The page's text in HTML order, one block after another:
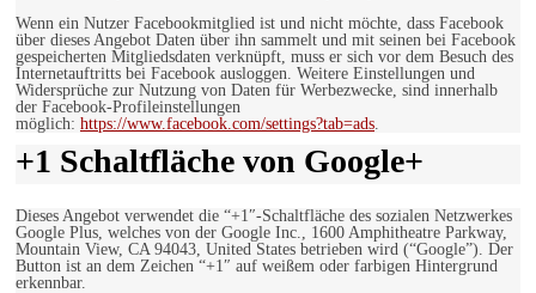
Wenn ein Nutzer Facebookmitglied ist und nicht möchte, dass Facebook
über dieses Angebot Daten über ihn sammelt und mit seinen bei Facebook
gespeicherten Mitgliedsdaten verknüpft, muss er sich vor dem Besuch des
Internetauftritts bei Facebook ausloggen. Weitere Einstellungen und
Widersprüche zur Nutzung von Daten für Werbezwecke, sind innerhalb
der Facebook-Profileinstellungen
möglich: https://www.facebook.com/settings?tab=ads
+1 Schaltfläche von Google+
Dieses Angebot verwendet die “+1″-Schaltfläche des sozialen Netzwerkes
Google Plus, welches von der Google Inc., 1600 Amphitheatre Parkway,
Mountain View, CA 94043, United States betrieben wird (“Google”). Der
Button ist an dem Zeichen “+1″ auf weißem oder farbigen Hintergrund
erkennbar.